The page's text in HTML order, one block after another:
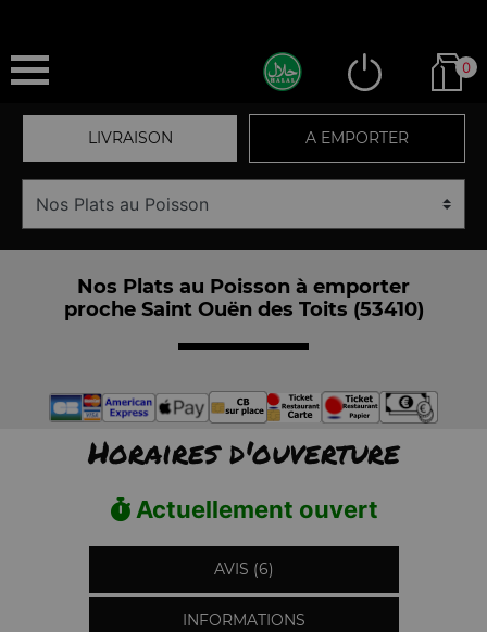
0
LIVRAISON A EMPORTER
Nos Plats au Poisson à emporter
proche Saint Ouën des Toits (53410)
Horaires d'ouverture
Actuellement ouvert
AVIS (6)
INFORMATIONS